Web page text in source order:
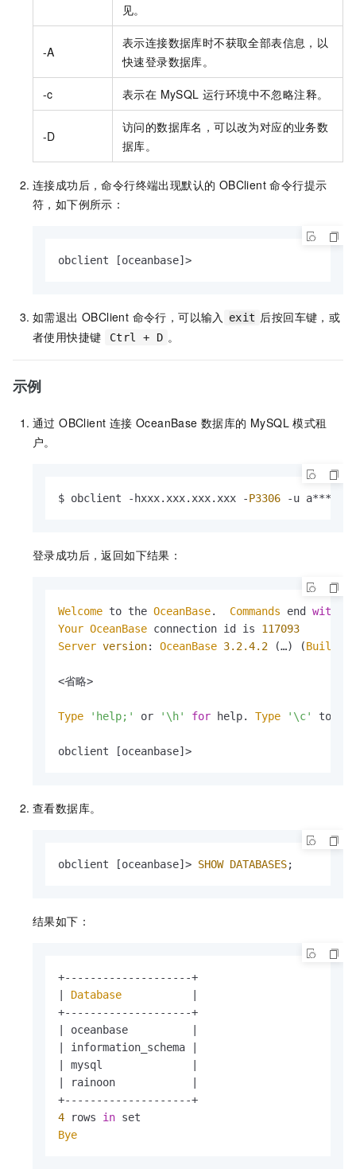
见。
-A
表示连接数据库时不获取全部表信息，以
快速登录数据库。
-c 表示在 MySQL 运行环境中不忽略注释。
-D
访问的数据库名，可以改为对应的业务数
据库。
连接成功后，命令行终端出现默认的 OBClient 命令行提示
符，如下例所示：
obclient [oceanbase] >
如需退出 OBClient 命令行，可以输入 exit 后按回车键，或
者使用快捷键
Ctrl + D 。
示例
通过 OBClient 连接 OceanBase 数据库的 MySQL 模式租
户。
$ obclient -hxxx.xxx.xxx.xxx -P3306 -u a**** -
登录成功后，返回如下结果：
Welcome to the OceanBase. Commands end with
Your OceanBase connection id is 117093
Server version: OceanBase 3.2.4.2 (…) (Built
<省略>
Type 'help;' or '\h' for help. Type '\c' to
obclient [oceanbase]>
查看数据库。
obclient [oceanbase]> SHOW DATABASES;
结果如下：
+--------------------+
Database
+--------------------+
| oceanbase          |
| information_schema |
| mysql              |
| rainoon            |
4 rows in
Bye